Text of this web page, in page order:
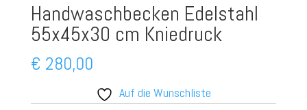
Handwaschbecken Edelstahl
55x45x30 cm Kniedruck
€ 280,00
Auf die Wunschliste